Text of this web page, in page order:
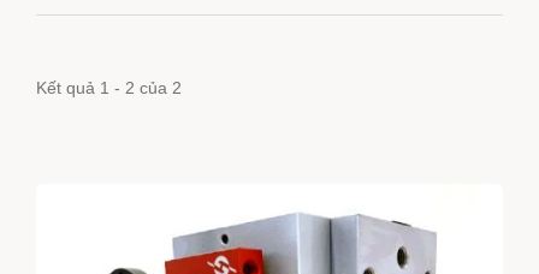
Kết quả 1 - 2 của 2